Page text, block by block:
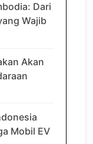
Dari
Wajib
Akan
Mobil EV